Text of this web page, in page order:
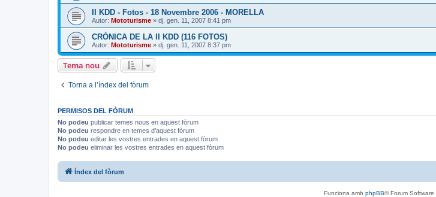
II KDD - Fotos - 18 Novembre 2006 - MORELLA
Autor: Mototurisme » dj. gen. 11, 2007 8:41 pm
CRÒNICA DE LA II KDD (116 FOTOS)
Autor: Mototurisme » dj. gen. 11, 2007 8:37 pm
Tema nou
Torna a l’índex del fòrum
PERMISOS DEL FÒRUM
No podeu publicar temes nous en aquest fòrum
No podeu respondre en temes d’aquest fòrum
No podeu editar les vostres entrades en aquest fòrum
No podeu eliminar les vostres entrades en aquest fòrum
Índex del fòrum
Funciona amb phpBB® Forum